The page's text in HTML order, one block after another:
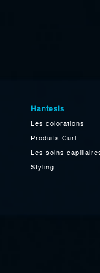
Hantesis
Les colorations
Produits Curl
Les soins
Styling